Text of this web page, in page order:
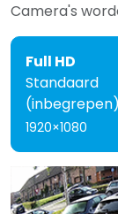
Camera's
Full HD
Standaard
(inbegrepen)
1920×1080